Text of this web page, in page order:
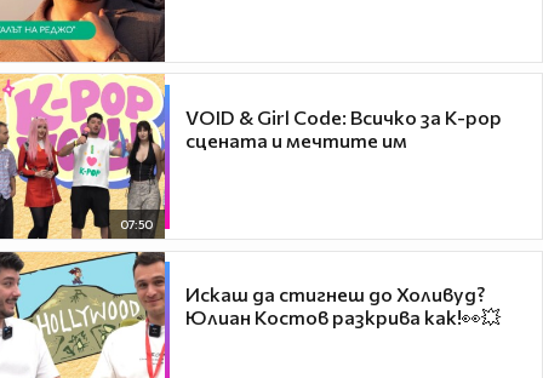
07:50
VOID & Girl Code: Всичко за K-pop
сцената и мечтите им
Искаш да стигнеш до Холивуд?
Юлиан Костов разкрива как!👀💥